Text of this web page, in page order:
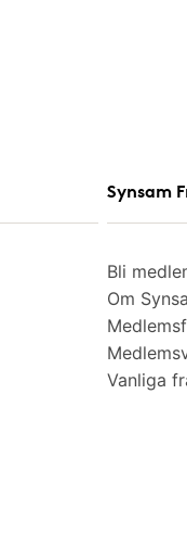
Synsam
Bli
Om
Vanliga